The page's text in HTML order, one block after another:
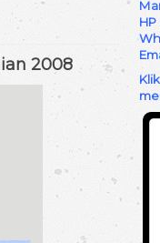
2008
HP